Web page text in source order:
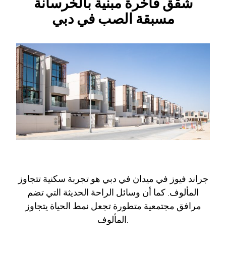
شقق فاخرة مبنية بالخرسانة
مسبقة الصب في دبي
جراند فيوز في ميدان في دبي هو تجربة سكنية تتجاوز
المألوف. كما أن وسائل الراحة الحديثة التي تضم
مرافق مجتمعية متطورة تجعل نمط الحياة يتجاوز
المألوف.